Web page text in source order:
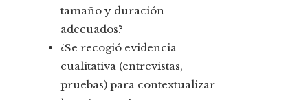
tamaño y duración
adecuados?
¿Se recogió evidencia
cualitativa (entrevistas,
pruebas) para contextualizar